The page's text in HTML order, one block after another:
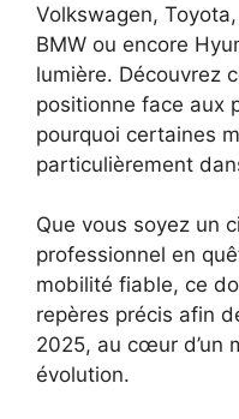
Volkswagen,
BMW ou encore
lumière. Découvrez
positionne face aux
pourquoi certaines
particulièrement
Que vous soyez un
professionnel en
mobilité fiable, ce
repères précis afin
2025, au cœur d’un
évolution.